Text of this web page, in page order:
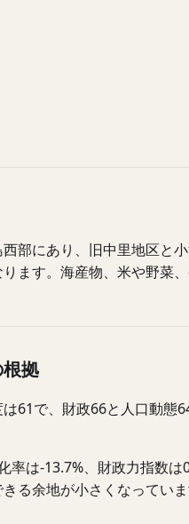
部にあり、旧中里地区と
ます。海産物、米や野菜
拠
61で、財政66と人口動態
率は-13.7%、財政力指数
る余地が小さくなってい